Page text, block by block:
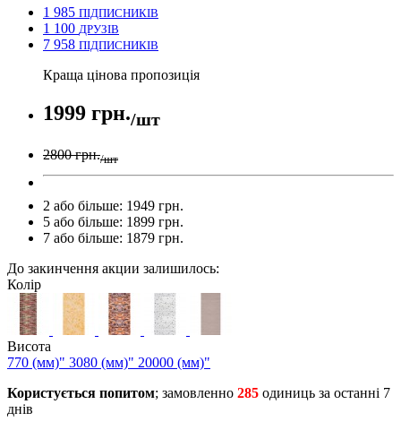
1 985 ПІДПИСНИКІВ
1 100 ДРУЗІВ
7 958 ПІДПИСНИКІВ
Краща цінова пропозиція
1999 грн./шт
2800 грн./шт
2 або більше: 1949 грн.
5 або більше: 1899 грн.
7 або більше: 1879 грн.
До закинчення акции залишилось:
Колір
Висота
770 (мм)" 3080 (мм)" 20000 (мм)"
Користується попитом; замовленно 285 одиниць за останні 7
днів